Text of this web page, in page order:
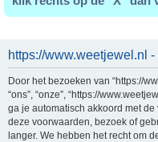
https://www.weetjewel.nl
Door het bezoeken van “https://
“ons”, “onze”, “https://
ga je automatisch akkoord met
deze voorwaarden, bezoek of
langer. We hebben het recht om